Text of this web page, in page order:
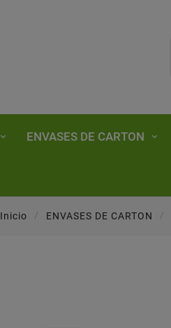
ENVASES DE CARTON
Inicio ENVASES DE CARTON